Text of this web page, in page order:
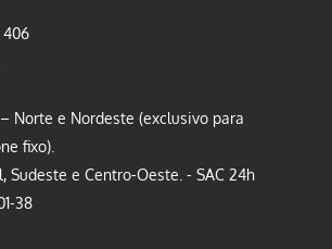
406
Norte e Nordeste (exclusivo para
fixo).
Sudeste e Centro-Oeste. - SAC 24h
38